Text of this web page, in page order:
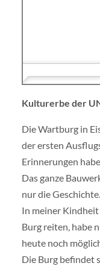
Kulturerbe der
Die Wartburg in
der ersten
Erinnerungen
Das ganze
nur die Geschichte.
In meiner Kindheit
Burg reiten, habe
heute noch
Die Burg befindet